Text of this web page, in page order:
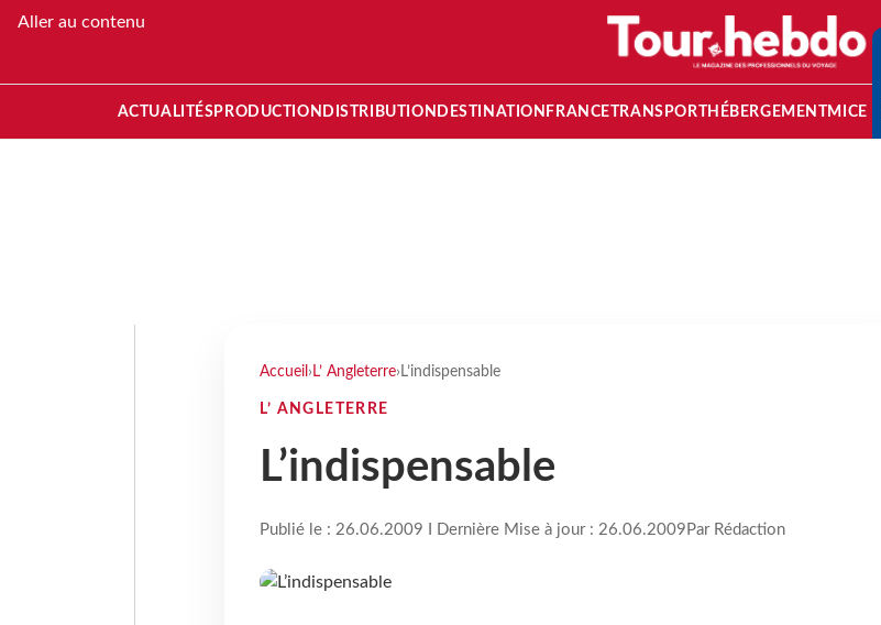
Aller au contenu
ACTUALITÉS PRODUCTION DISTRIBUTION DESTINATION FRANCETRANSPORT HÉBERGEMENTMICE
Accueil › L’ Angleterre› L’indispensable
L’ ANGLETERRE
L’indispensable
Publié le : 26.06.2009 I Dernière Mise à jour : 26.06.2009 Par Rédaction